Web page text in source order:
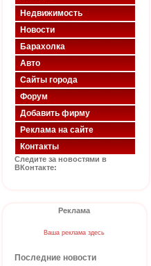
Недвижимость
Новости
Барахолка
Авто
Сайты города
Форум
Добавить фирму
Реклама на сайте
Контакты
Следите за новостями в
ВКонтакте:
Реклама
Ваша реклама здесь
Последние новости